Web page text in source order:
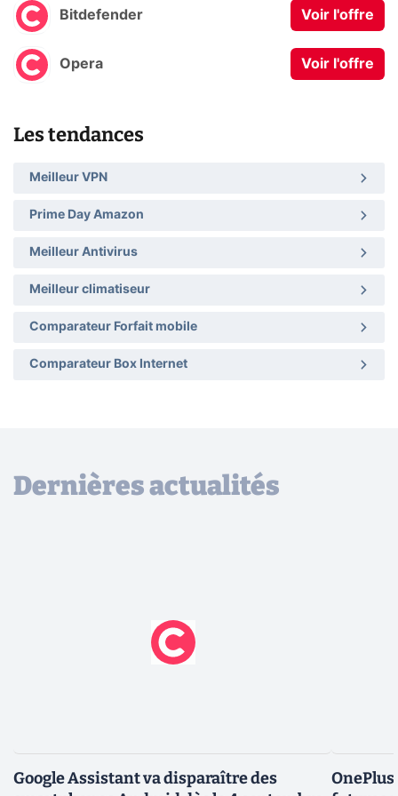
Bitdefender Voir l'offre
Opera Voir l'offre
Les tendances
Meilleur VPN
Prime Day Amazon
Meilleur Antivirus
Meilleur climatiseur
Comparateur Forfait mobile
Comparateur Box Internet
Dernières actualités
Google Assistant va disparaître des